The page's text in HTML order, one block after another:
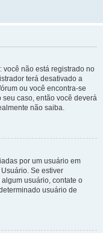
você não está registrado no
terá desativado a
ou você encontra-se
caso, então você deverá
não saiba.
por um usuário em
Se estiver
usuário, contate o
usuário de